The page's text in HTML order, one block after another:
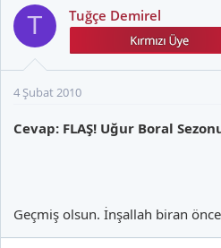
T Tuğçe Demirel
4 Şubat 2010
Cevap: FLAŞ! Uğur Boral
Geçmiş olsun. İnşallah biran